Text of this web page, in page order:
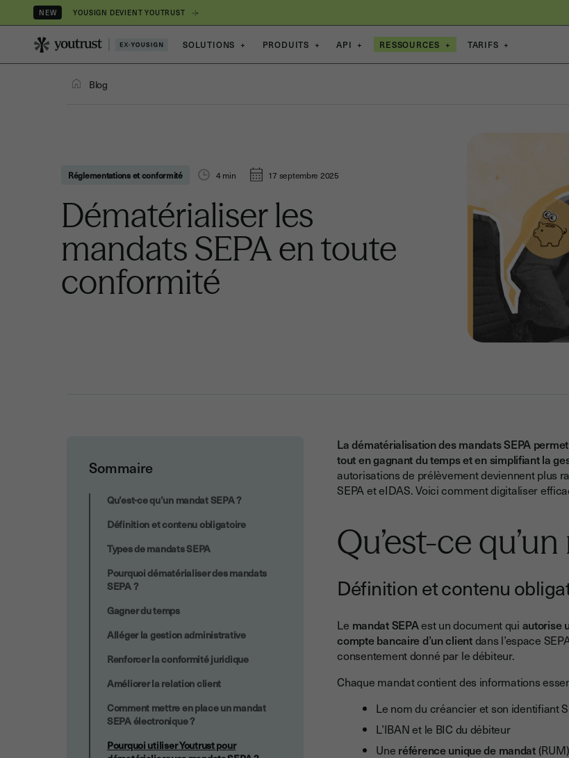
NEW YOUSIGN DEVIENT YOUTRUST
SOLUTIONS + PRODUITS + API + RESSOURCES + TARIFS +
Blog
Réglementations et conformité 4min 17 septembre 2025
Dématérialiser les
mandats SEPA en toute
conformité
Sommaire
Pourquoi utiliser Youtrust pour
Qu’est-ce qu’un mandat SEPA ?
Définition et contenu obligatoire
Types de mandats SEPA
Pourquoi dématérialiser des mandats
SEPA ?
Gagner du temps
Alléger la gestion administrative
Renforcer la conformité juridique
Améliorer la relation client
Comment mettre en place un mandat
SEPA électronique ?
Pourquoi utiliser Youtrust pour
La dématérialisation des mandats SEPA
tout en gagnant du temps et en simplifiant la
autorisations de prélèvement deviennent plus
SEPA et eIDAS. Voici comment digitaliser
Qu’est-ce
Définition et contenu
Le mandat SEPAest un document qui autorise
compte bancaire d’un clientdans l’espace
consentement donné par le débiteur.
Chaque mandat contient des informations
Le nom du créancier et son identifiant
L’IBAN et le BIC du débiteur
Une référence unique de mandat(RUM)